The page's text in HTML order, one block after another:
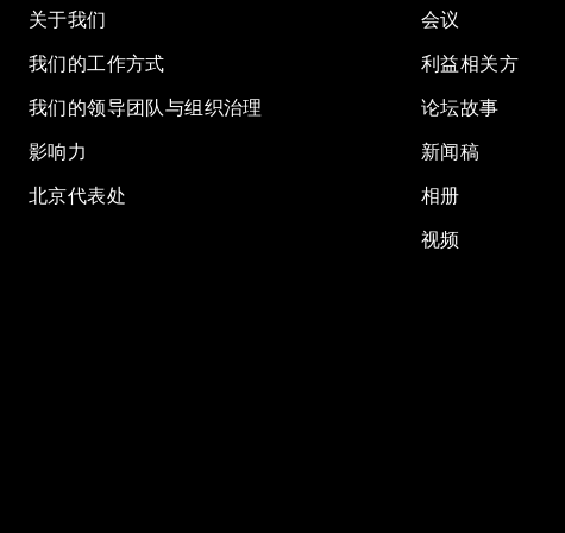
关于我们
我们的工作方式
我们的领导团队与组织治理
影响力
北京代表处
会议
利益相关方
论坛故事
新闻稿
相册
视频